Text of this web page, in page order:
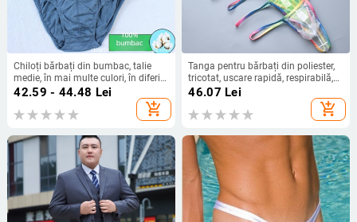
Chiloți bărbați din bumbac, talie
medie, în mai multe culori, în diferite
mărimi
42.59 - 44.48 Lei
add_shopping_cart
Tanga pentru bărbați din poliester,
tricotat, uscare rapidă, respirabilă,
talie joasă
46.07 Lei
add_shopping_cart